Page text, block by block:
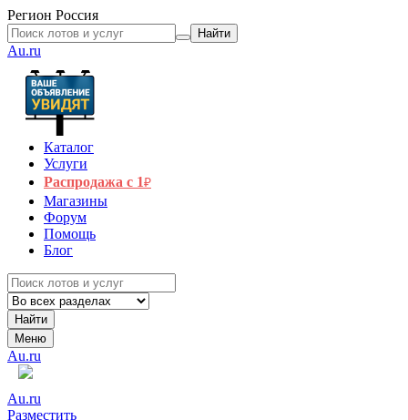
Регион Россия
Найти
Au.ru
Каталог
Услуги
Распродажа с 1₽
Магазины
Форум
Помощь
Блог
Найти
Меню
Au.ru
Au.ru
Разместить